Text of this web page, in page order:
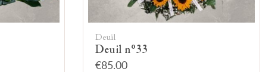
Deuil
Deuil n°33
€85.00